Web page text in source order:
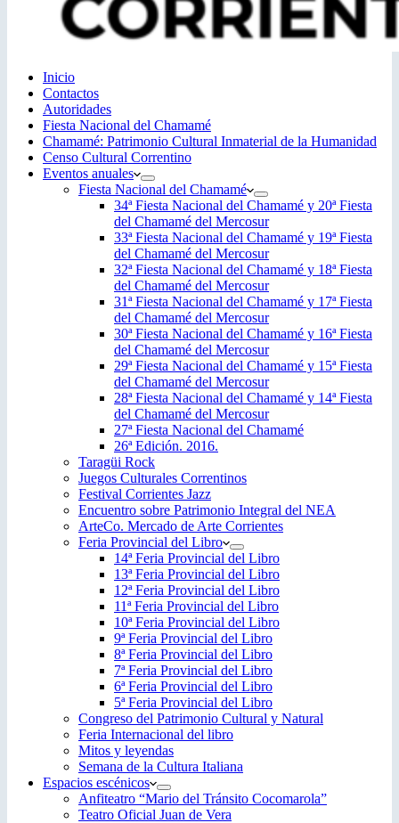
Inicio
Contactos
Autoridades
Fiesta Nacional del Chamamé
Chamamé: Patrimonio Cultural Inmaterial de la Humanidad
Censo Cultural Correntino
Eventos anuales
Fiesta Nacional del Chamamé
34ª Fiesta Nacional del Chamamé y 20ª Fiesta
del Chamamé del Mercosur
33ª Fiesta Nacional del Chamamé y 19ª Fiesta
del Chamamé del Mercosur
32ª Fiesta Nacional del Chamamé y 18ª Fiesta
del Chamamé del Mercosur
31ª Fiesta Nacional del Chamamé y 17ª Fiesta
del Chamamé del Mercosur
30ª Fiesta Nacional del Chamamé y 16ª Fiesta
del Chamamé del Mercosur
29ª Fiesta Nacional del Chamamé y 15ª Fiesta
del Chamamé del Mercosur
28ª Fiesta Nacional del Chamamé y 14ª Fiesta
del Chamamé del Mercosur
27ª Fiesta Nacional del Chamamé
26ª Edición. 2016.
Taragüi Rock
Juegos Culturales Correntinos
Festival Corrientes Jazz
Encuentro sobre Patrimonio Integral del NEA
ArteCo. Mercado de Arte Corrientes
Feria Provincial del Libro
14ª Feria Provincial del Libro
13ª Feria Provincial del Libro
12ª Feria Provincial del Libro
11ª Feria Provincial del Libro
10ª Feria Provincial del Libro
9ª Feria Provincial del Libro
8ª Feria Provincial del Libro
7ª Feria Provincial del Libro
6ª Feria Provincial del Libro
5ª Feria Provincial del Libro
Congreso del Patrimonio Cultural y Natural
Feria Internacional del libro
Mitos y leyendas
Semana de la Cultura Italiana
Espacios escénicos
Anfiteatro “Mario del Tránsito Cocomarola”
Teatro Oficial Juan de Vera